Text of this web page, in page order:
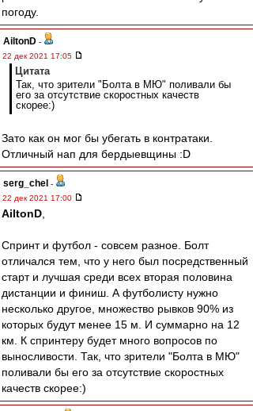
погоду.
AiltonD -
22 дек 2021 17:05
Цитата
Так, что зрители "Болта в МЮ" поливали бы
его за отсутствие скоростных качеств
скорее:)
Зато как он мог бы убегать в контратаки.
Отличный нап для бердыевщины :D
serg_chel -
22 дек 2021 17:00
AiltonD
Спринт и футбол - совсем разное. Болт
отличался тем, что у него был посредственный
старт и лучшая среди всех вторая половина
дистанции и финиш. А футболисту нужно
несколько другое, множество рывков 90% из
которых будут менее 15 м. И суммарно на 12
км. К спринтеру будет много вопросов по
выносливости. Так, что зрители "Болта в МЮ"
поливали бы его за отсутствие скоростных
качеств скорее:)